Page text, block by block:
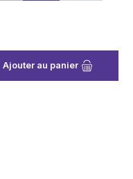
Ajouter au panier